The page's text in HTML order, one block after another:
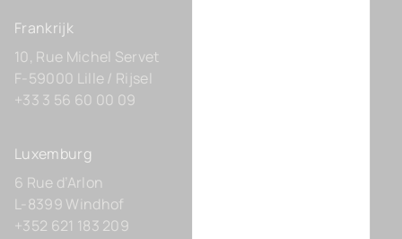
Frankrijk
10, Rue Michel Servet
F-59000 Lille / Rijsel
+33 3 56 60 00 09
Luxemburg
6 Rue d’Arlon
L-8399 Windhof
+352 621 183 209